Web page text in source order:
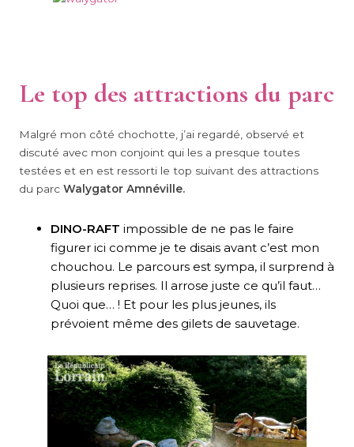
Le top des attractions du parc
Malgré mon côté chochotte, j’ai regardé, observé et
discuté avec mon conjoint qui les a presque toutes
testées et en est ressorti le top suivant des attractions
du parc Walygator Amnéville.
DINO-RAFT impossible de ne pas le faire
figurer ici comme je te disais avant c’est mon
chouchou. Le parcours est sympa, il surprend à
plusieurs reprises. Il arrose juste ce qu’il faut…
Quoi que… ! Et pour les plus jeunes, ils
prévoient même des gilets de sauvetage.